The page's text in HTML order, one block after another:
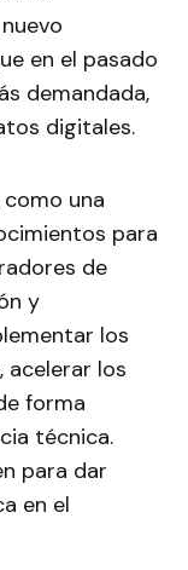
en el pasado
demandada,
digitales.
una
para
de
y
los
acelerar los
forma
técnica.
para dar
en el